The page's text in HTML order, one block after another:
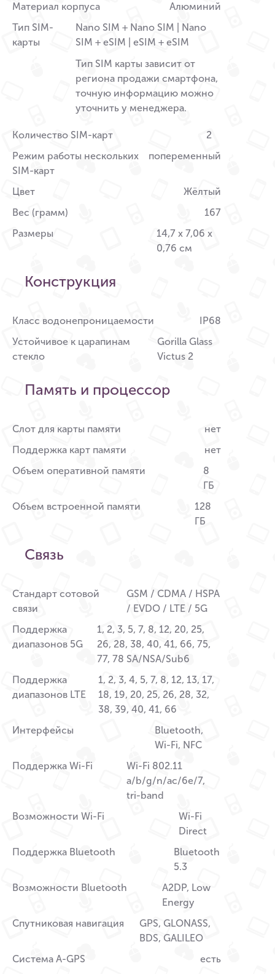
Материал корпуса
Алюминий
Тип SIM-
карты
Nano SIM + Nano SIM | Nano
SIM + eSIM | eSIM + eSIM
Тип SIM карты зависит от
региона продажи смартфона,
точную информацию можно
уточнить у менеджера.
Количество SIM-карт
2
Режим работы нескольких
SIM-карт
попеременный
Цвет
Жёлтый
Вес (грамм)
167
Размеры
14,7 x 7,06 x
0,76 см
Конструкция
Класс водонепроницаемости
IP68
Устойчивое к царапинам
стекло
Gorilla Glass
Victus 2
Память и процессор
Слот для карты памяти
нет
Поддержка карт памяти
нет
Объем оперативной памяти
8
ГБ
Объем встроенной памяти
128
ГБ
Связь
Стандарт сотовой
связи
GSM / CDMA / HSPA
/ EVDO / LTE / 5G
Поддержка
диапазонов 5G
1, 2, 3, 5, 7, 8, 12, 20, 25,
26, 28, 38, 40, 41, 66, 75,
77, 78 SA/NSA/Sub6
Поддержка
диапазонов LTE
1, 2, 3, 4, 5, 7, 8, 12, 13, 17,
18, 19, 20, 25, 26, 28, 32,
38, 39, 40, 41, 66
Интерфейсы
Bluetooth,
Wi-Fi, NFC
Поддержка Wi-Fi
Wi-Fi 802.11
a/b/g/n/ac/6e/7,
tri-band
Возможности Wi-Fi
Wi-Fi
Direct
Поддержка Bluetooth
Bluetooth
5.3
Возможности Bluetooth
A2DP, Low
Energy
Спутниковая навигация
GPS, GLONASS,
BDS, GALILEO
Система A-GPS
есть